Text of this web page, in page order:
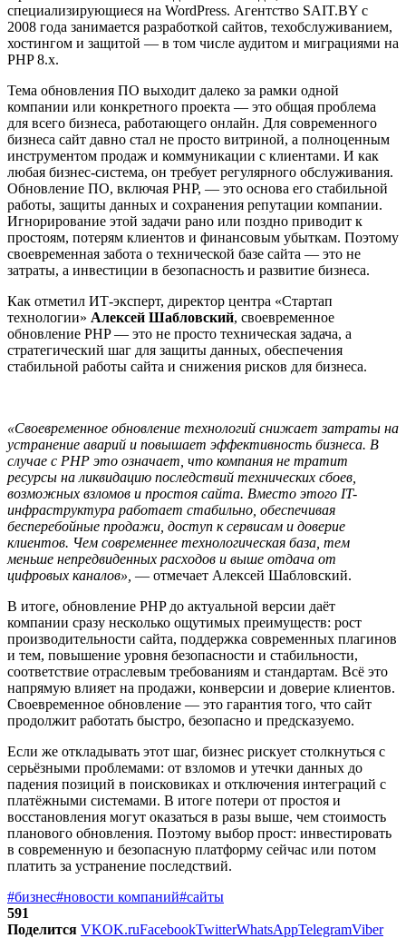
специализирующиеся на WordPress. Агентство SAIT.BY с
2008 года занимается разработкой сайтов, техобслуживанием,
хостингом и защитой — в том числе аудитом и миграциями на
PHP 8.x.
Тема обновления ПО выходит далеко за рамки одной
компании или конкретного проекта — это общая проблема
для всего бизнеса, работающего онлайн. Для современного
бизнеса сайт давно стал не просто витриной, а полноценным
инструментом продаж и коммуникации с клиентами. И как
любая бизнес-система, он требует регулярного обслуживания.
Обновление ПО, включая PHP, — это основа его стабильной
работы, защиты данных и сохранения репутации компании.
Игнорирование этой задачи рано или поздно приводит к
простоям, потерям клиентов и финансовым убыткам. Поэтому
своевременная забота о технической базе сайта — это не
затраты, а инвестиции в безопасность и развитие бизнеса.
Как отметил ИТ-эксперт, директор центра «Стартап
технологии» Алексей Шабловский, своевременное
обновление PHP — это не просто техническая задача, а
стратегический шаг для защиты данных, обеспечения
стабильной работы сайта и снижения рисков для бизнеса.
«Своевременное обновление технологий снижает затраты на
устранение аварий и повышает эффективность бизнеса. В
случае с PHP это означает, что компания не тратит
ресурсы на ликвидацию последствий технических сбоев,
возможных взломов и простоя сайта. Вместо этого IT-
инфраструктура работает стабильно, обеспечивая
бесперебойные продажи, доступ к сервисам и доверие
клиентов. Чем современнее технологическая база, тем
меньше непредвиденных расходов и выше отдача от
цифровых каналов», — отмечает Алексей Шабловский.
В итоге, обновление PHP до актуальной версии даёт
компании сразу несколько ощутимых преимуществ: рост
производительности сайта, поддержка современных плагинов
и тем, повышение уровня безопасности и стабильности,
соответствие отраслевым требованиям и стандартам. Всё это
напрямую влияет на продажи, конверсии и доверие клиентов.
Своевременное обновление — это гарантия того, что сайт
продолжит работать быстро, безопасно и предсказуемо.
Если же откладывать этот шаг, бизнес рискует столкнуться с
серьёзными проблемами: от взломов и утечки данных до
падения позиций в поисковиках и отключения интеграций с
платёжными системами. В итоге потери от простоя и
восстановления могут оказаться в разы выше, чем стоимость
планового обновления. Поэтому выбор прост: инвестировать
в современную и безопасную платформу сейчас или потом
платить за устранение последствий.
#бизнес#новости компаний#сайты
591
Поделится VKOK.ruFacebookTwitterWhatsAppTelegramViber